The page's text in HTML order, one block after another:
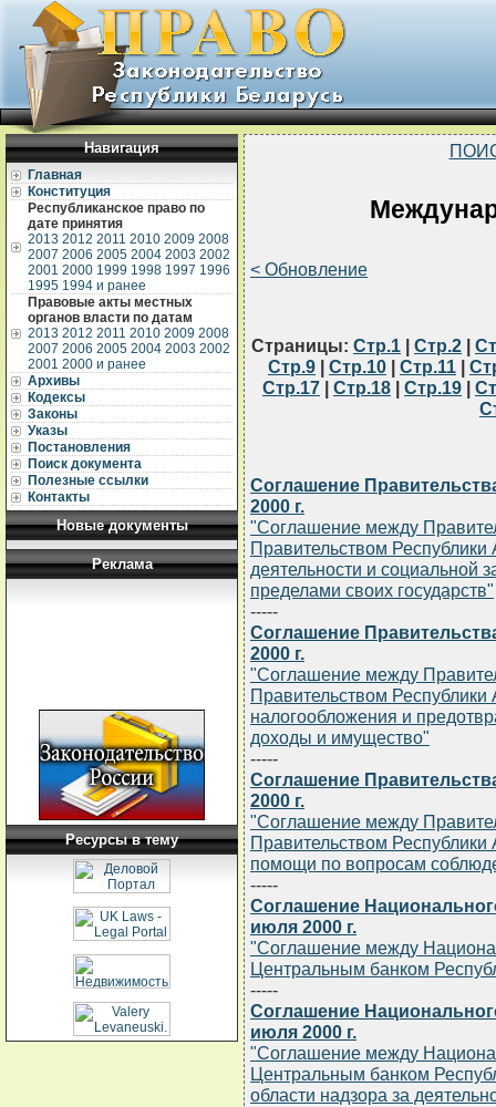
Навигация
Главная
Конституция
Республиканское право по
дате принятия
2013 2012 2011 2010 2009 2008
2007 2006 2005 2004 2003 2002
2001 2000 1999 1998 1997 1996
1995 1994 и ранее
Правовые акты местных
органов власти по датам
2013 2012 2011 2010 2009 2008
2007 2006 2005 2004 2003 2002
2001 2000 и ранее
Архивы
Кодексы
Законы
Указы
Постановления
Поиск документа
Полезные ссылки
Контакты
Новые документы
Реклама
Ресурсы в тему
< Обновление
Страницы: Стр.1 | Стр.2 |
Стр.9 | Стр.10 | Стр.11 |
Стр.17 | Стр.18 | Стр.19 |
Соглашение
2000 г.
"Соглашение между
Правительством
деятельности и социальной
пределами своих государств"
-----
Соглашение
2000 г.
"Соглашение между
Правительством
налогообложения и
доходы и имущество"
-----
Соглашение
2000 г.
"Соглашение между
Правительством
помощи по вопросам
-----
Соглашение
июля 2000 г.
"Соглашение между
Центральным банком
-----
Соглашение
июля 2000 г.
"Соглашение между
Центральным банком
области надзора за